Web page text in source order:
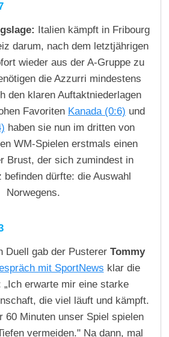
Italien kämpft in Fribourg
darum, nach dem letztjährigen
wieder aus der A-Gruppe zu
die Azzurri mindestens
den klaren Auftaktniederlagen
Favoriten Kanada (0:6) und
haben sie nun im dritten von
WM-Spielen erstmals einen
Brust, der sich zumindest in
befinden dürfte: die Auswahl
Norwegens.
Duell gab der Pusterer Tommy
mit SportNews klar die
„Ich erwarte mir eine starke
die viel läuft und kämpft.
60 Minuten unser Spiel spielen
vermeiden." Na dann, mal